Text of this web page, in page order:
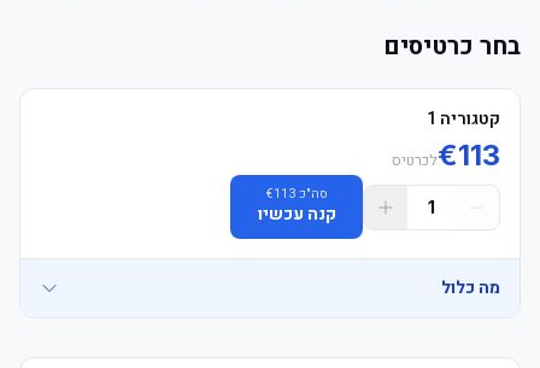
בחר כרטיסים
קטגוריה 1
€113 לכרטיס
1
סה"כ €113
קנה עכשיו
מה כלול